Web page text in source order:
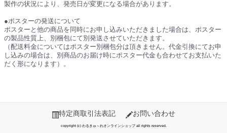
製作の状況により、発売日が変更になる場合があります。
●ポスターの発送について
ポスターと他の商品を同時にお申し込みいただきました場合は、ポスター
の製品性質上、別梱包にて別発送させていただきます。
（配送料金についてはポスター別梱包分は頂きません。代金引換にてお申
し込みの場合は、別商品のお届け時にポスター代金も合わせてお支払いた
だく形になります）。
特定商取引法表記 お問い合わせ
copyright (c) わるきゅ～れオンラインショップ all rights reserved.